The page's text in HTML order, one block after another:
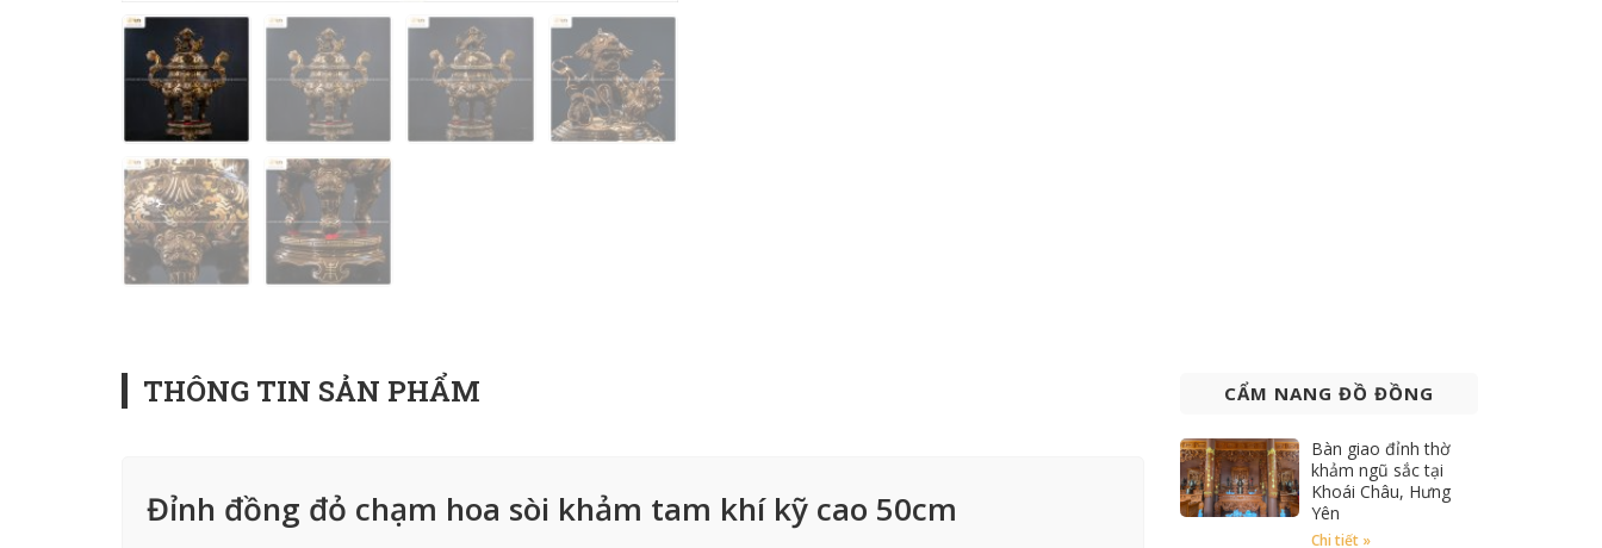
THÔNG TIN SẢN PHẨM
Đỉnh đồng đỏ chạm hoa sòi khảm tam khí kỹ cao 50cm
CẨM NANG ĐỒ ĐỒNG
Bàn giao đỉnh thờ
khảm ngũ sắc tại
Khoái Châu, Hưng
Yên
Chi tiết »